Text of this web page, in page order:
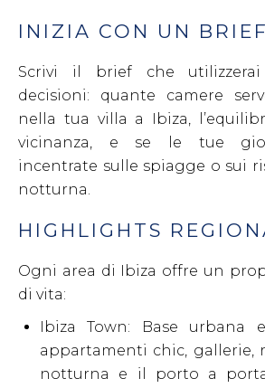
INIZIA CON UN
Scrivi il brief che
decisioni: quante camere
nella tua villa a Ibiza,
vicinanza, e se le tue
incentrate sulle spiagge o sui
notturna.
HIGHLIGHTS
Ogni area di Ibiza offre un
di vita:
Ibiza Town: Base urbana
appartamenti chic, gallerie,
notturna e il porto a